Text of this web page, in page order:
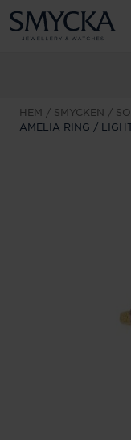
HEM SMYCKEN
AMELIA RING /